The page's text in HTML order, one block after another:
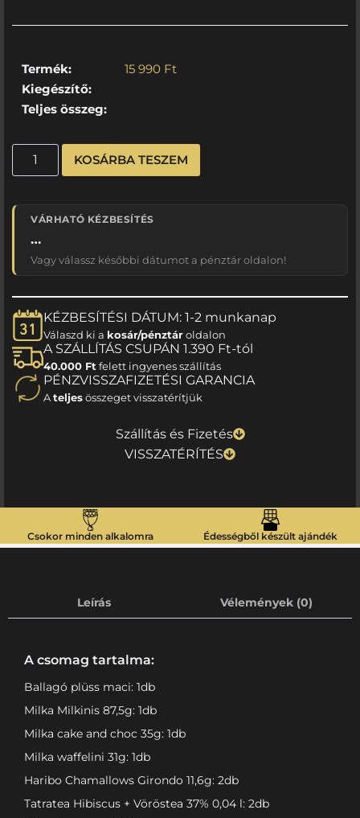
Termék: 15 990 Ft
Kiegészítő:
Teljes összeg:
KOSÁRBA TESZEM
VÁRHATÓ KÉZBESÍTÉS
…
Vagy válassz későbbi dátumot a pénztár oldalon!
KÉZBESÍTÉSI DÁTUM: 1-2 munkanap
Válaszd ki a kosár/pénztároldalon
A SZÁLLÍTÁS CSUPÁN 1.390 Ft-tól
40.000 Ft felett ingyenes szállítás
PÉNZVISSZAFIZETÉSI GARANCIA
Ateljesösszeget visszatérítjük
Szállítás és Fizetés
VISSZATÉRÍTÉS
Csokor minden alkalomra Édességből készült ajándék
Leírás Vélemények (0)
A csomag tartalma:
Ballagó plüss maci: 1db
Milka Milkinis 87,5g: 1db
Milka cake and choc 35g: 1db
Milka waffelini 31g: 1db
Haribo Chamallows Girondo 11,6g: 2db
Tatratea Hibiscus + Vöröstea 37% 0,04 l: 2db